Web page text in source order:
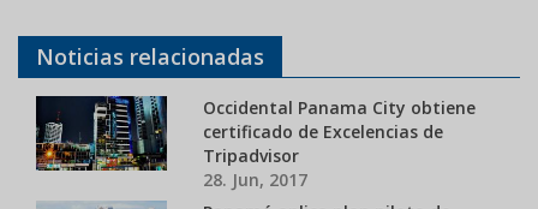
Noticias relacionadas
Occidental Panama City obtiene
certificado de Excelencias de
Tripadvisor
28. Jun, 2017